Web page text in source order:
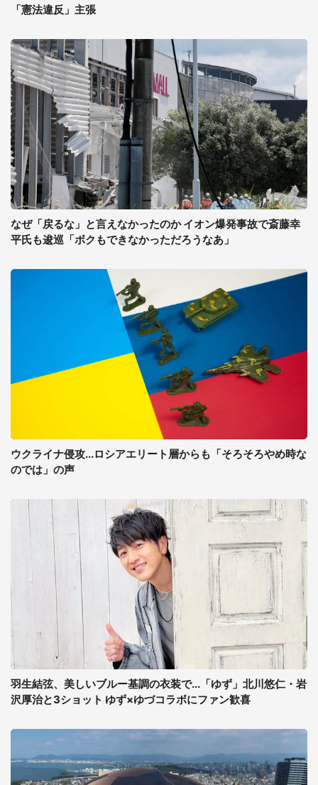
「憲法違反」主張
なぜ「戻るな」と言えなかったのか イオン爆発事故で斎藤幸
平氏も逡巡「ボクもできなかっただろうなあ」
ウクライナ侵攻...ロシアエリート層からも「そろそろやめ時な
のでは」の声
羽生結弦、美しいブルー基調の衣装で...「ゆず」北川悠仁・岩
沢厚治と3ショット ゆず×ゆづコラボにファン歓喜